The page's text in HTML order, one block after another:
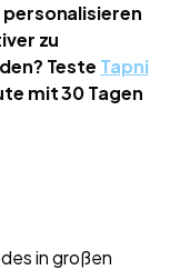
in großen
zu
Teste Tapni
mit 30 Tagen